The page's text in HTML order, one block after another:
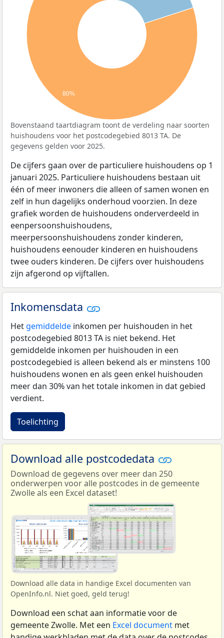
80%
Bovenstaand taartdiagram toont de verdeling naar soorten
huishoudens voor het postcodegebied 8013 TA. De
gegevens gelden voor 2025.
De cijfers gaan over de particuliere huishoudens op 1
januari 2025. Particuliere huishoudens bestaan uit
één of meer inwoners die alleen of samen wonen en
zelf in hun dagelijks onderhoud voorzien. In deze
grafiek worden de huishoudens onderverdeeld in
eenpersoonshuishoudens,
meerpersoonshuishoudens zonder kinderen,
huishoudens eenouder kinderen en huishoudens
twee ouders kinderen. De cijfers over huishoudens
zijn afgerond op vijftallen.
Inkomensdata
Het gemiddelde inkomen per huishouden in het
postcodegebied 8013 TA is niet bekend. Het
gemiddelde inkomen per huishouden in een
postcodegebied is alleen bekend als er minstens 100
huishoudens wonen en als geen enkel huishouden
meer dan 30% van het totale inkomen in dat gebied
verdient.
Toelichting
Download alle postcodedata
Download de gegevens over meer dan 250
onderwerpen voor alle postcodes in de gemeente
Zwolle als een Excel dataset!
Download alle data in handige Excel documenten van
OpenInfo.nl. Niet goed, geld terug!
Download een schat aan informatie voor de
gemeente Zwolle. Met een Excel document met